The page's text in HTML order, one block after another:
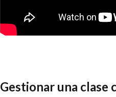
Gestionar una clase